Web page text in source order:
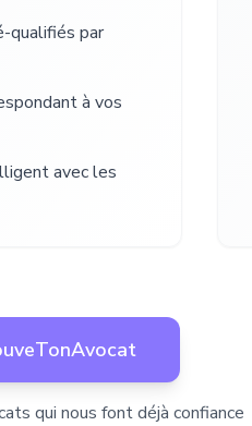
qualifiés par
à vos
avec les
qui nous font déjà confiance